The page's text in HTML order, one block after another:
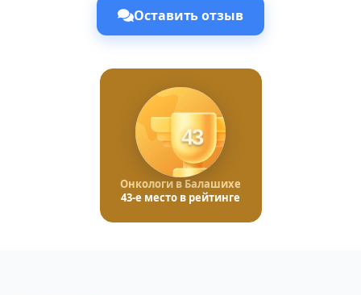
Оставить отзыв
43
Онкологи в Балашихе
43-е место в рейтинге